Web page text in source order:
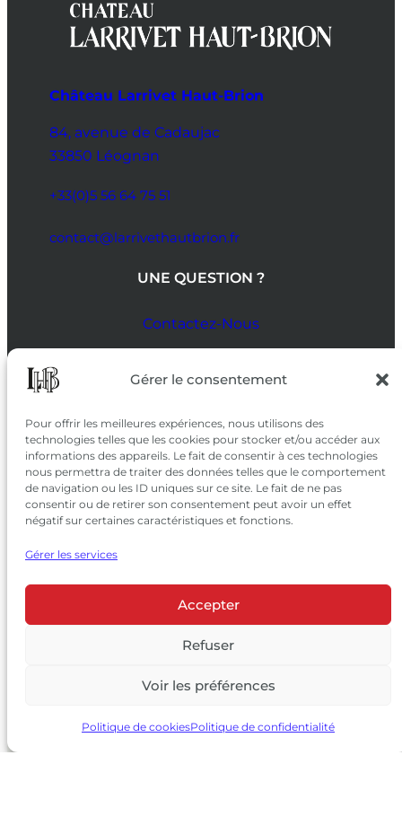
Gérer le consentement
Pour offrir les meilleures expériences, nous utilisons des
technologies telles que les cookies pour stocker et/ou accéder aux
informations des appareils. Le fait de consentir à ces technologies
nous permettra de traiter des données telles que le comportement
de navigation ou les ID uniques sur ce site. Le fait de ne pas
consentir ou de retirer son consentement peut avoir un effet
négatif sur certaines caractéristiques et fonctions.
Gérer les services
Accepter
Refuser
Voir les préférences
Politique de cookiesPolitique de confidentialité
Château Larrivet Haut-Brion
84, avenue de Cadaujac
33850 Léognan
+33(0)5 56 64 75 51
contact@larrivethautbrion.fr
UNE QUESTION ?
Contactez-Nous
SUIVEZ-NOUS
SUR LES RÉSEAUX
© 2026 Château Larrivet Haut-Brion |
Mentions légales|Politique de confidentialité
|CGV
L’ABUS D’ALCOOL EST DANGEREUX POUR LA SANTÉ, À